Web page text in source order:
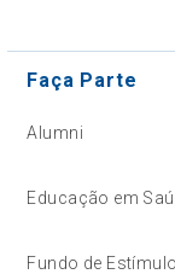
Faça Parte
Alumni
Educação em
Fundo de